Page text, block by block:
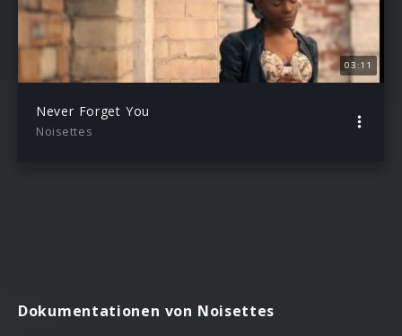
03:11
Never Forget You
Noisettes
Dokumentationen von Noisettes